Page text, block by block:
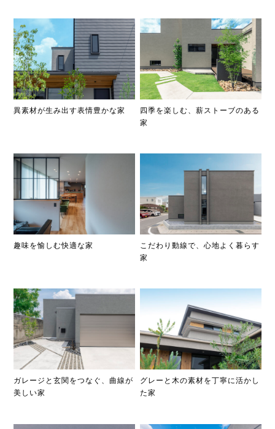
異素材が生み出す表情豊かな家
四季を楽しむ、薪ストーブのある
家
趣味を愉しむ快適な家
こだわり動線で、心地よく暮らす
家
ガレージと玄関をつなぐ、曲線が
美しい家
グレーと木の素材を丁寧に活かし
た家